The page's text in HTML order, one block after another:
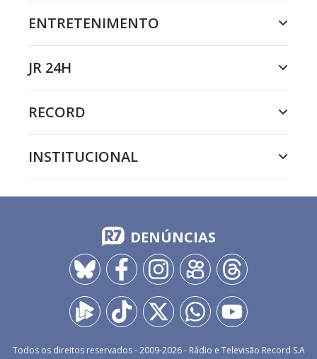
ENTRETENIMENTO
JR 24H
RECORD
INSTITUCIONAL
DENÚNCIAS
Todos os direitos reservados - 2009-2026- Rádio e Televisão Record S.A